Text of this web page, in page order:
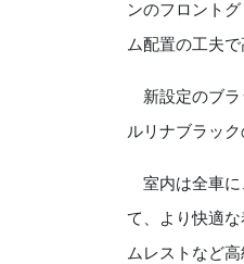
ンのフロント
ム配置の工夫で
新設定のブラ
ルリナブラッ
室内は全車に
て、より快適
ムレストなど